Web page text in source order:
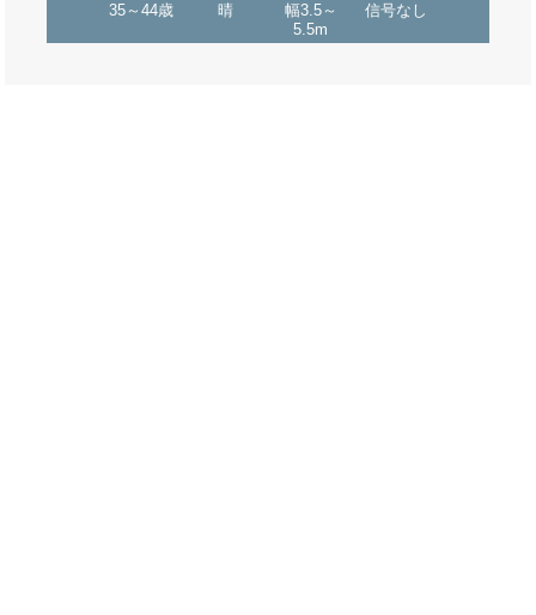
35～44歳 晴
幅3.5～
5.5m
信号なし